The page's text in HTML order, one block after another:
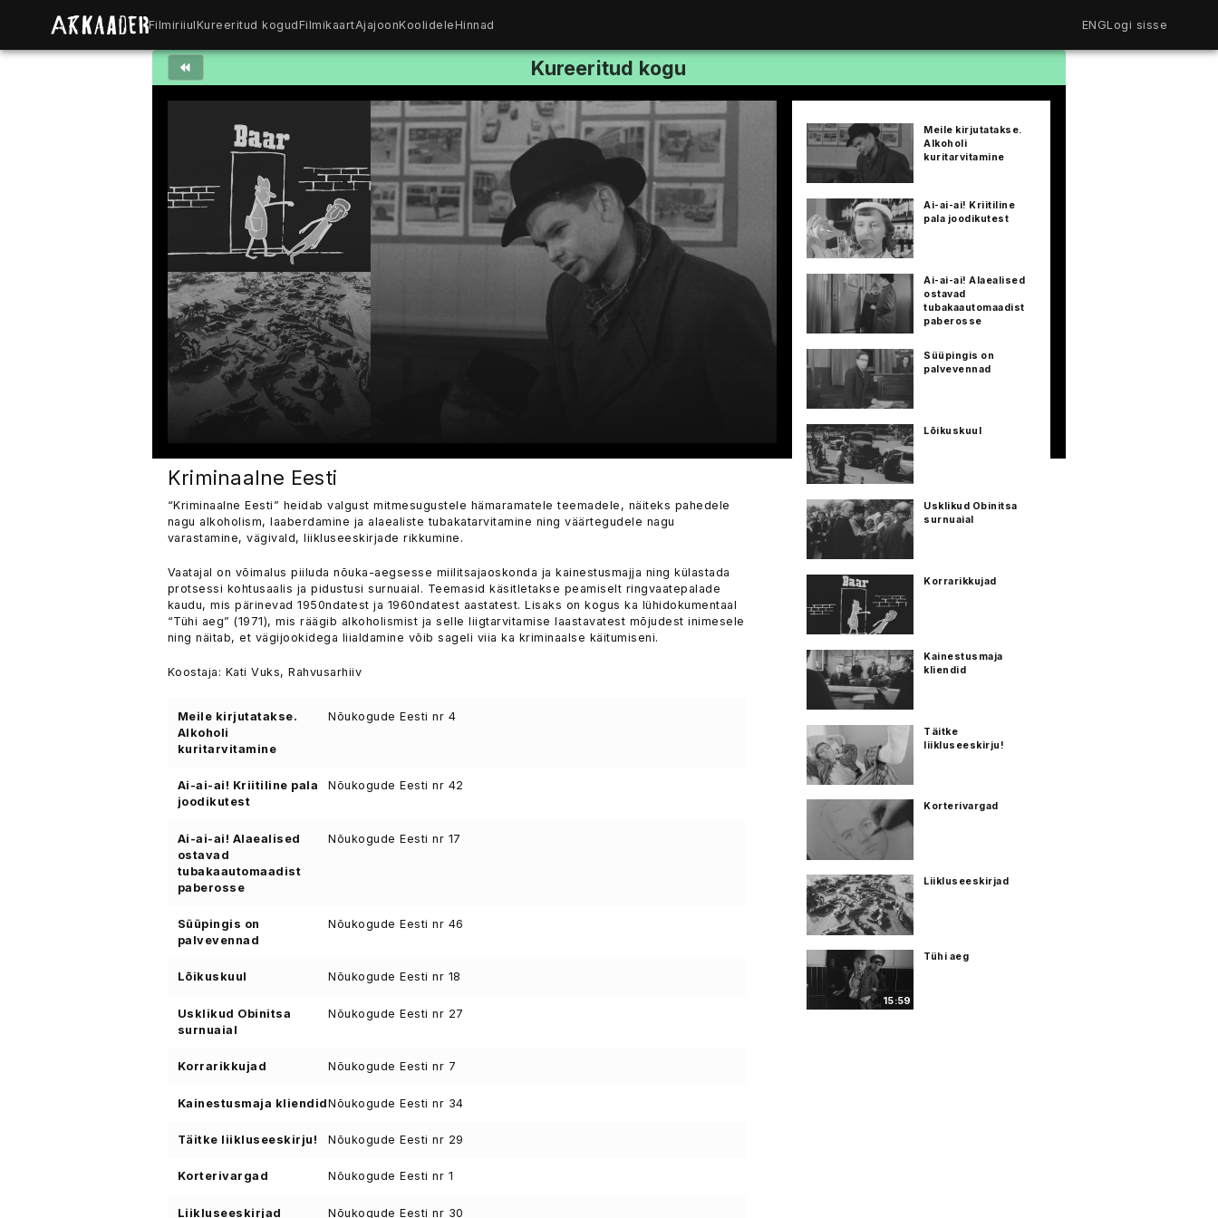
FilmiriiulKureeritud kogudFilmikaartAjajoonKoolideleHinnad ENGLogi sisse
Kureeritud kogu
Kriminaalne Eesti
“Kriminaalne Eesti” heidab valgust mitmesugustele hämaramatele teemadele, näiteks pahedele
nagu alkoholism, laaberdamine ja alaealiste tubakatarvitamine ning väärtegudele nagu
varastamine, vägivald, liikluseeskirjade rikkumine.
Vaatajal on võimalus piiluda nõuka-aegsesse miilitsajaoskonda ja kainestusmajja ning külastada
protsessi kohtusaalis ja pidustusi surnuaial. Teemasid käsitletakse peamiselt ringvaatepalade
kaudu, mis pärinevad 1950ndatest ja 1960ndatest aastatest. Lisaks on kogus ka lühidokumentaal
“Tühi aeg” (1971), mis räägib alkoholismist ja selle liigtarvitamise laastavatest mõjudest inimesele
ning näitab, et vägijookidega liialdamine võib sageli viia ka kriminaalse käitumiseni.
Koostaja: Kati Vuks, Rahvusarhiiv
Meile kirjutatakse.
Alkoholi
kuritarvitamine
Nõukogude Eesti nr 4
Ai-ai-ai! Kriitiline pala
joodikutest
Nõukogude Eesti nr 42
Ai-ai-ai! Alaealised
ostavad
tubakaautomaadist
paberosse
Nõukogude Eesti nr 17
Süüpingis on
palvevennad
Nõukogude Eesti nr 46
Lõikuskuul Nõukogude Eesti nr 18
Usklikud Obinitsa
surnuaial
Nõukogude Eesti nr 27
Korrarikkujad Nõukogude Eesti nr 7
Kainestusmaja kliendidNõukogude Eesti nr 34
Täitke liikluseeskirju! Nõukogude Eesti nr 29
Korterivargad Nõukogude Eesti nr 1
Liikluseeskirjad Nõukogude Eesti nr 30
Meile kirjutatakse.
Alkoholi
kuritarvitamine
Ai-ai-ai! Kriitiline
pala joodikutest
Ai-ai-ai! Alaealised
ostavad
tubakaautomaadist
paberosse
Süüpingis on
palvevennad
Lõikuskuul
Usklikud Obinitsa
surnuaial
Korrarikkujad
Kainestusmaja
kliendid
Täitke
liikluseeskirju!
Korterivargad
Liikluseeskirjad
15:59
Tühi aeg